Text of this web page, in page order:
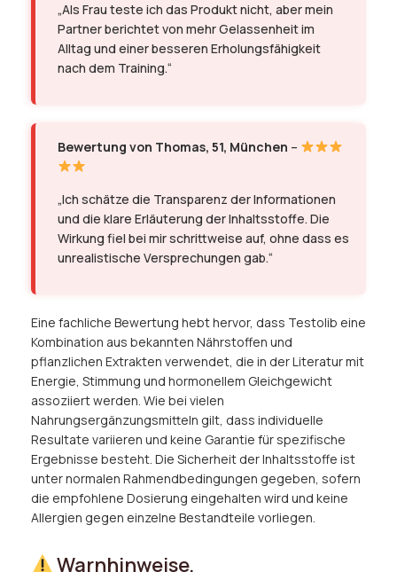
„Als Frau teste ich das Produkt nicht, aber mein
Partner berichtet von mehr Gelassenheit im
Alltag und einer besseren Erholungsfähigkeit
nach dem Training.“
Bewertung von Thomas, 51, München –
„Ich schätze die Transparenz der Informationen
und die klare Erläuterung der Inhaltsstoffe. Die
Wirkung fiel bei mir schrittweise auf, ohne dass es
unrealistische Versprechungen gab.“
Eine fachliche Bewertung hebt hervor, dass Testolib eine
Kombination aus bekannten Nährstoffen und
pflanzlichen Extrakten verwendet, die in der Literatur mit
Energie, Stimmung und hormonellem Gleichgewicht
assoziiert werden. Wie bei vielen
Nahrungsergänzungsmitteln gilt, dass individuelle
Resultate variieren und keine Garantie für spezifische
Ergebnisse besteht. Die Sicherheit der Inhaltsstoffe ist
unter normalen Rahmendbedingungen gegeben, sofern
die empfohlene Dosierung eingehalten wird und keine
Allergien gegen einzelne Bestandteile vorliegen.
Warnhinweise,